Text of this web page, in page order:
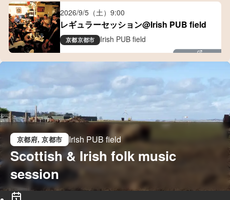
2026/9/5（土） 9:00
レギュラーセッション@Irish PUB field
京都京都市 Irish PUB field
京都府, 京都市 Irish PUB field
Scottish & Irish folk music
session